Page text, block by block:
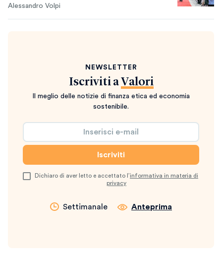
Alessandro Volpi
NEWSLETTER
Iscriviti a Valori
Il meglio delle notizie di finanza etica ed economia
sostenibile.
Dichiaro di aver letto e accettato l’informativa in materia di
privacy
Settimanale Anteprima